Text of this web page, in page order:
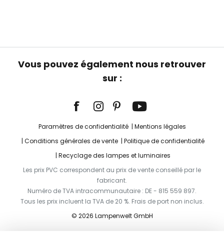
Vous pouvez également nous retrouver
sur :
Paramètres de confidentialité
Mentions légales
Conditions générales de vente
Politique de confidentialité
Recyclage des lampes et luminaires
Les prix PVC correspondent au prix de vente conseillé par le
fabricant.
Numéro de TVA intracommunautaire : DE - 815 559 897.
Tous les prix incluent la TVA de 20 %. Frais de port non inclus.
© 2026 Lampenwelt GmbH